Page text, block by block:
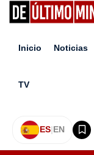
Inicio Noticias
TV
ES|EN